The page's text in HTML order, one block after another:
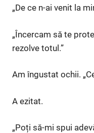
„De ce n-ai venit la
„Încercam să te
rezolve totul.”
Am îngustat ochii.
A ezitat.
„Poți să-mi spui